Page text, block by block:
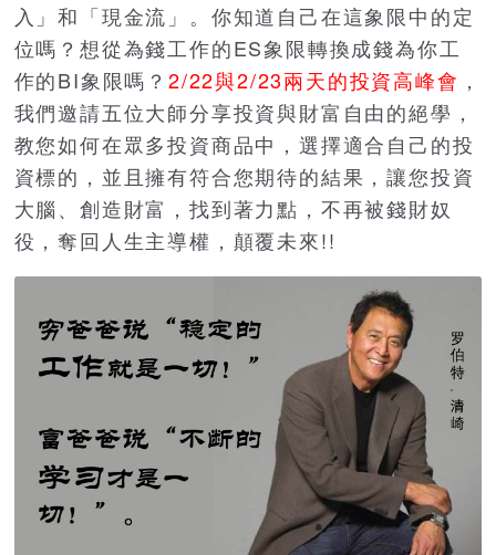
入」和「現金流」。你知道自己在這象限中的定
位嗎？想從為錢工作的ES象限轉換成錢為你工
作的BI象限嗎？ 2/22與2/23兩天的投資高峰會 ，
我們邀請五位大師分享投資與財富自由的絕學，
教您如何在眾多投資商品中，選擇適合自己的投
資標的，並且擁有符合您期待的結果，讓您投資
大腦、創造財富，找到著力點，不再被錢財奴
役，奪回人生主導權，顛覆未來!!